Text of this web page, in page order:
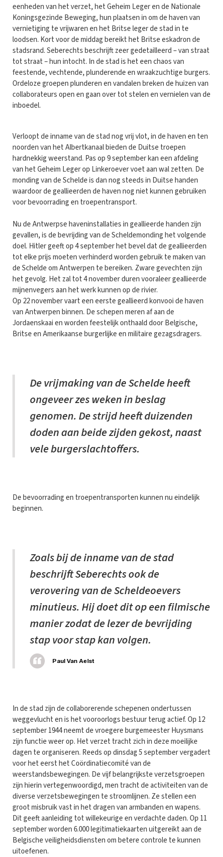
eenheden van het verzet, het Geheim Leger en de Nationale
Koningsgezinde Beweging, hun plaatsen in om de haven van
vernietiging te vrijwaren en het Britse leger de stad in te
loodsen. Kort voor de middag bereikt het Britse eskadron de
stadsrand. Seberechts beschrijft zeer gedetailleerd – van straat
tot straat – hun intocht. In de stad is het een chaos van
feestende, vechtende, plunderende en wraakzuchtige burgers.
Ordeloze groepen plunderen en vandalen breken de huizen van
collaborateurs open en gaan over tot stelen en vernielen van de
inboedel.
Verloopt de inname van de stad nog vrij vlot, in de haven en ten
noorden van het Albertkanaal bieden de Duitse troepen
hardnekkig weerstand. Pas op 9 september kan een afdeling
van het Geheim Leger op Linkeroever voet aan wal zetten. De
monding van de Schelde is dan nog steeds in Duitse handen
waardoor de geallieerden de haven nog niet kunnen gebruiken
voor bevoorrading en troepentransport.
Nu de Antwerpse haveninstallaties in geallieerde handen zijn
gevallen, is de bevrijding van de Scheldemonding het volgende
doel. Hitler geeft op 4 september het bevel dat de geallieerden
tot elke prijs moeten verhinderd worden gebruik te maken van
de Schelde om Antwerpen te bereiken. Zware gevechten zijn
het gevolg. Het zal tot 4 november duren vooraleer geallieerde
mijnenvegers aan het werk kunnen op de rivier.
Op 22 november vaart een eerste geallieerd konvooi de haven
van Antwerpen binnen. De schepen meren af aan de
Jordaenskaai en worden feestelijk onthaald door Belgische,
Britse en Amerikaanse burgerlijke en militaire gezagsdragers.
De vrijmaking van de Schelde heeft
ongeveer zes weken in beslag
genomen. De strijd heeft duizenden
doden aan beide zijden gekost, naast
vele burgerslachtoffers.
De bevoorrading en troepentransporten kunnen nu eindelijk
beginnen.
Zoals bij de inname van de stad
beschrijft Seberechts ook de
verovering van de Scheldeoevers
minutieus. Hij doet dit op een filmische
manier zodat de lezer de bevrijding
stap voor stap kan volgen.
Paul Van Aelst
In de stad zijn de collaborerende schepenen ondertussen
weggevlucht en is het vooroorlogs bestuur terug actief. Op 12
september 1944 neemt de vroegere burgemeester Huysmans
zijn functie weer op. Het verzet tracht zich in deze moeilijke
dagen te organiseren. Reeds op dinsdag 5 september vergadert
voor het eerst het Coördinatiecomité van de
weerstandsbewegingen. De vijf belangrijkste verzetsgroepen
zijn hierin vertegenwoordigd, men tracht de activiteiten van de
diverse verzetsbewegingen te stroomlijnen. Ze stellen een
groot misbruik vast in het dragen van armbanden en wapens.
Dit geeft aanleiding tot willekeurige en verdachte daden. Op 11
september worden 6.000 legitimatiekaarten uitgereikt aan de
Belgische veiligheidsdiensten om betere controle te kunnen
uitoefenen.